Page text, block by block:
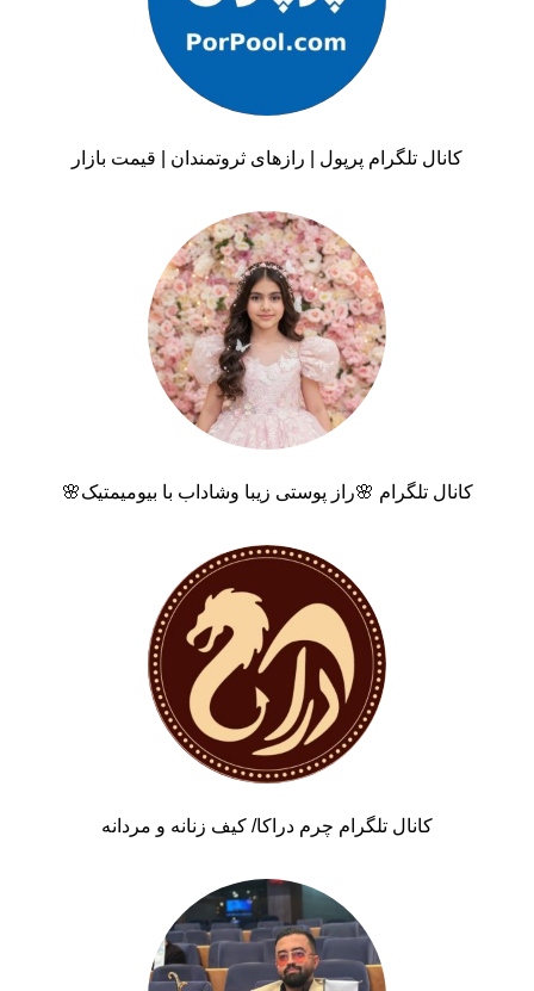
کانال تلگرام پرپول | رازهای ثروتمندان | قیمت بازار
کانال تلگرام 🌸راز پوستی زیبا وشاداب با بیومیمتیک🌸
کانال تلگرام چرم دراکا/ کیف زنانه و مردانه